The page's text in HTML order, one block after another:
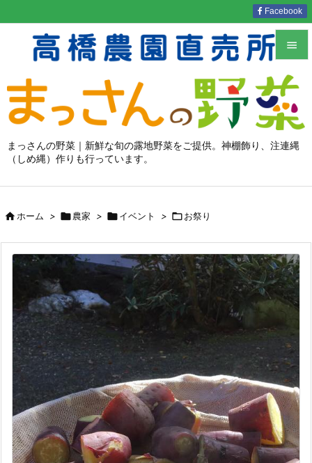
まっさんの野菜｜新鮮な旬の露地野菜をご提供。神棚飾り、注連縄
（しめ縄）作りも行っています。


メニュ

サイド

Facebook
ホーム > 農家 > イベント > お祭り